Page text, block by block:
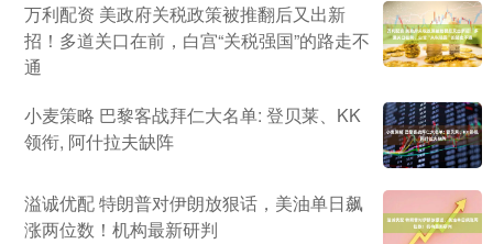
万利配资 美政府关税政策被推翻后又出新
招！多道关口在前，白宫“关税强国”的路走不
通
小麦策略 巴黎客战拜仁大名单: 登贝莱、KK
领衔, 阿什拉夫缺阵
溢诚优配 特朗普对伊朗放狠话，美油单日飙
涨两位数！机构最新研判